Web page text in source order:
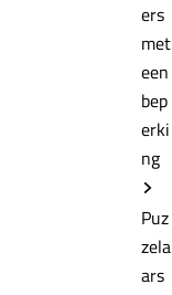
ers
met
een
bep
erki
ng
Puz
zela
ars